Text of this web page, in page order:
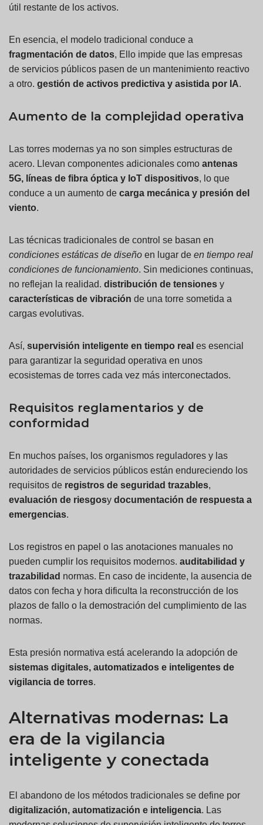
útil restante de los activos.
En esencia, el modelo tradicional conduce a
fragmentación de datos, Ello impide que las empresas
de servicios públicos pasen de un mantenimiento reactivo
a otro. gestión de activos predictiva y asistida por IA.
Aumento de la complejidad operativa
Las torres modernas ya no son simples estructuras de
acero. Llevan componentes adicionales como antenas
5G, líneas de fibra óptica y IoT dispositivos, lo que
conduce a un aumento de carga mecánica y presión del
viento.
Las técnicas tradicionales de control se basan en
condiciones estáticas de diseño en lugar de en tiempo real
condiciones de funcionamiento. Sin mediciones continuas,
no reflejan la realidad. distribución de tensiones y
características de vibración de una torre sometida a
cargas evolutivas.
Así, supervisión inteligente en tiempo real es esencial
para garantizar la seguridad operativa en unos
ecosistemas de torres cada vez más interconectados.
Requisitos reglamentarios y de
conformidad
En muchos países, los organismos reguladores y las
autoridades de servicios públicos están endureciendo los
requisitos de registros de seguridad trazables,
evaluación de riesgosy documentación de respuesta a
emergencias.
Los registros en papel o las anotaciones manuales no
pueden cumplir los requisitos modernos. auditabilidad y
trazabilidad normas. En caso de incidente, la ausencia de
datos con fecha y hora dificulta la reconstrucción de los
plazos de fallo o la demostración del cumplimiento de las
normas.
Esta presión normativa está acelerando la adopción de
sistemas digitales, automatizados e inteligentes de
vigilancia de torres.
Alternativas modernas: La
era de la vigilancia
inteligente y conectada
El abandono de los métodos tradicionales se define por
digitalización, automatización e inteligencia. Las